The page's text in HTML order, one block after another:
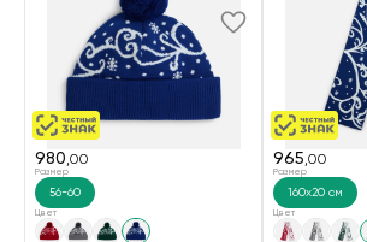
980,00
Размер
56-60
Цвет
965,00
Размер
160x20 см
Цвет